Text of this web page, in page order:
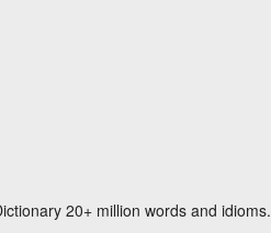
20+ million words and idioms.